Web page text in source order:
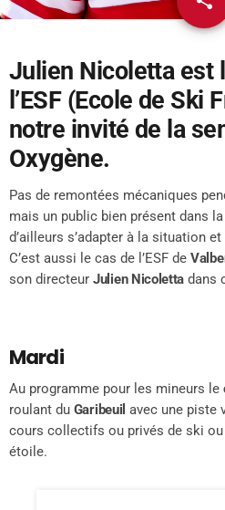
Julien Nicoletta est
l’ESF (Ecole de Ski
notre invité de la
Oxygène.
Pas de remontées mécaniques
mais un public bien présent dans
d’ailleurs s’adapter à la situation
C’est aussi le cas de l’ESF de
son directeur Julien Nicoletta dans
Mardi
Au programme pour les mineurs le
roulant du Garibeuil avec une piste
cours collectifs ou privés de ski
étoile.